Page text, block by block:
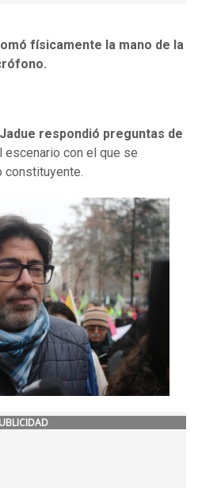
omó físicamente la mano de la
respondió preguntas de
escenario con el que se
constituyente.